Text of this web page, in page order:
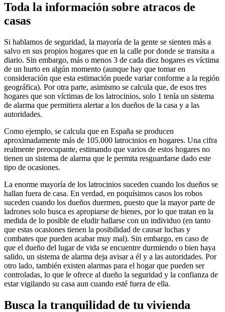
Toda la información sobre atracos de
casas
Si hablamos de seguridad, la mayoría de la gente se sienten más a
salvo en sus propios hogares que en la calle por donde se transita a
diario. Sin embargo, más o menos 3 de cada diez hogares es víctima
de un hurto en algún momento (aunque hay que tomar en
consideración que esta estimación puede variar conforme a la región
geográfica). Por otra parte, asimismo se calcula que, de esos tres
hogares que son víctimas de los latrocinios, solo 1 tenía un sistema
de alarma que permitiera alertar a los dueños de la casa y a las
autoridades.
Como ejemplo, se calcula que en España se producen
aproximadamente más de 105.000 latrocinios en hogares. Una cifra
realmente preocupante, estimando que varios de estos hogares no
tienen un sistema de alarma que le permita resguardarse dado este
tipo de ocasiones.
La enorme mayoría de los latrocinios suceden cuando los dueños se
hallan fuera de casa. En verdad, en poquísimos casos los robos
suceden cuando los dueños duermen, puesto que la mayor parte de
ladrones solo busca es apropiarse de bienes, por lo que tratan en la
medida de lo posible de eludir hallarse con un individuo (en tanto
que estas ocasiones tienen la posibilidad de causar luchas y
combates que pueden acabar muy mal). Sin embargo, en caso de
que el dueño del lugar de vida se encuentre durmiendo o bien haya
salido, un sistema de alarma deja avisar a él y a las autoridades. Por
otro lado, también existen alarmas para el hogar que pueden ser
controladas, lo que le ofrece al dueño la seguridad y la confianza de
estar vigilando su casa aun cuando esté fuera de ella.
Busca la tranquilidad de tu vivienda